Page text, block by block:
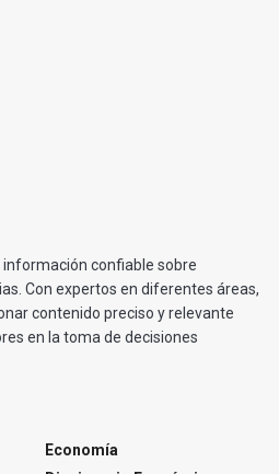
confiable sobre
Con expertos en diferentes áreas,
contenido preciso y relevante
en la toma de decisiones
Economía